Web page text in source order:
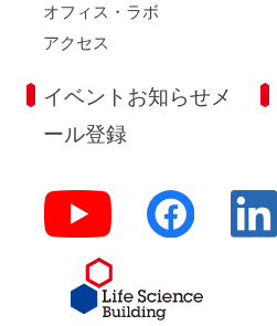
オフィス・ラボ
アクセス
イベントお知らせメ
ール登録